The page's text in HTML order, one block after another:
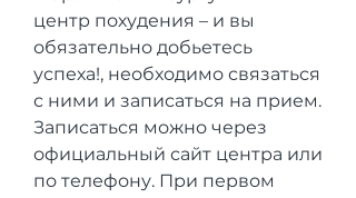
центр похудения – и вы
обязательно добьетесь
успеха!, необходимо связаться
с ними и записаться на прием.
Записаться можно через
официальный сайт центра или
по телефону. При первом